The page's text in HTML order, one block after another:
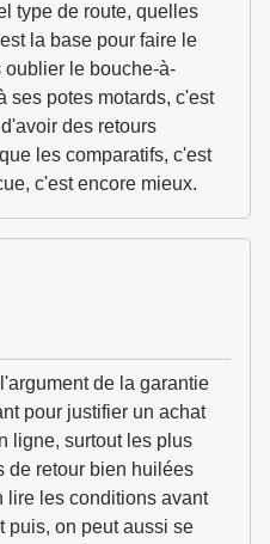
type de route, quelles
la base pour faire le
oublier le bouche-à-
ses potes motards, c'est
des retours
les comparatifs, c'est
c'est encore mieux.
de la garantie
pour justifier un achat
ligne, surtout les plus
de retour bien huilées
lire les conditions avant
puis, on peut aussi se